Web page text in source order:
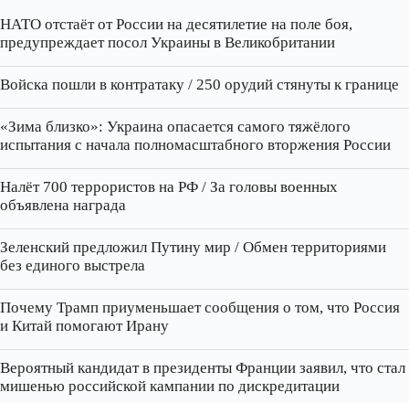
НАТО отстаёт от России на десятилетие на поле боя,
предупреждает посол Украины в Великобритании
Войска пошли в контратаку / 250 орудий стянуты к границе
«Зима близко»: Украина опасается самого тяжёлого
испытания с начала полномасштабного вторжения России
Налёт 700 террористов на РФ / За головы военных
объявлена награда
Зеленский предложил Путину мир / Обмен территориями
без единого выстрела
Почему Трамп приуменьшает сообщения о том, что Россия
и Китай помогают Ирану
Вероятный кандидат в президенты Франции заявил, что стал
мишенью российской кампании по дискредитации